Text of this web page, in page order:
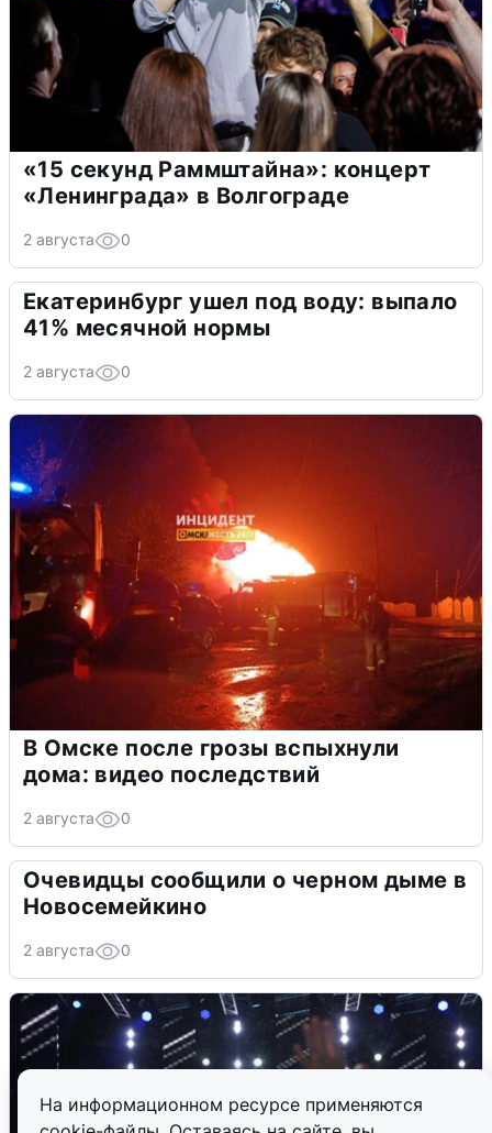
На информационном ресурсе применяются
«15 секунд Раммштайна»: концерт
«Ленинграда» в Волгограде
2 августа 0
Екатеринбург ушел под воду: выпало
41% месячной нормы
2 августа 0
В Омске после грозы вспыхнули
дома: видео последствий
2 августа 0
Очевидцы сообщили о черном дыме в
Новосемейкино
2 августа 0